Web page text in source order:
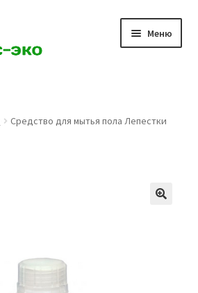
Меню
Средство для мытья пола Лепестки